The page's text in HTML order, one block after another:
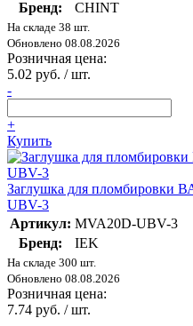
Бренд:
CHINT
На складе 38 шт.
Обновлено 08.08.2026
Розничная цена:
5.02 руб. / шт.
-
+
Купить
Заглушка для пломбировки
UBV-3
Артикул: MVA20D-UBV-3
Бренд:
IEK
На складе 300 шт.
Обновлено 08.08.2026
Розничная цена:
7.74 руб. / шт.